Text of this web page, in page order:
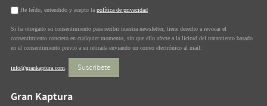
He leído, entendido y acepto la política de privacidad
Si ha otorgado su consentimiento para recibir nuestra newsletter, tiene derecho a revocar el
consentimiento concreto en cualquier momento, sin que ello afecte a la licitud del tratamiento basado
en el consentimiento previo a su retirada enviando un correo electrónico al mail:
info@grankaptura.com Suscríbete
Gran Kaptura